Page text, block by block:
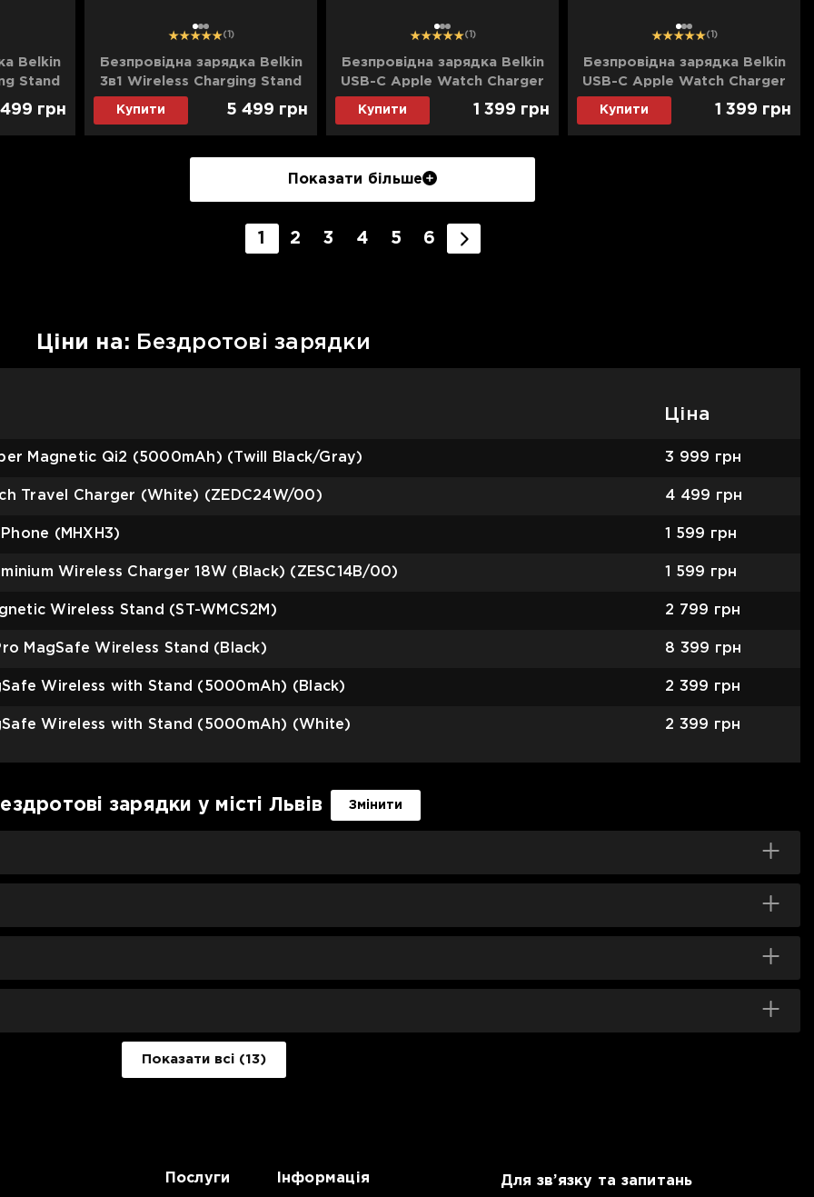
Belkin
Stand
грн
12 3 (1)
Безпровідна зарядка Belkin
3в1 Wireless Charging Stand
with Qi2 15W (White)
Купити 5 499 грн
12 3 (1)
Безпровідна зарядка Belkin
USB-C Apple Watch Charger
(Black)
Купити 1 399 грн
12 3 (1)
Безпровідна зарядка Belkin
USB-C Apple Watch Charger
(White)
Купити 1 399 грн
Показати більше
1 2 3 4 5 6
Цiни на: Бездротові зарядки
Ціна
Magnetic Qi2 (5000mAh) (Twill Black/Gray) 3 999 грн
Travel Charger (White) (ZEDC24W/00) 4 499 грн
(MHXH3) 1 599 грн
Wireless Charger 18W (Black) (ZESC14B/00) 1 599 грн
Wireless Stand (ST-WMCS2M) 2 799 грн
MagSafe Wireless Stand (Black) 8 399 грн
Wireless with Stand (5000mAh) (Black) 2 399 грн
Wireless with Stand (5000mAh) (White) 2 399 грн
зарядки у місті Львів Змінити
Показати всі (13)
Послуги Інформація Для зв’язку та запитань